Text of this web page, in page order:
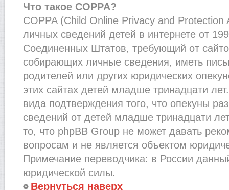
Что такое COPPA?
COPPA (Child Online Privacy and Protection
личных сведений детей в интернете от
Соединенных Штатов, требующий от
собирающих личные сведения, иметь
родителей или других юридических
этих сайтах детей младше тринадцати
вида подтверждения того, что опекуны
сведений от детей младше тринадцати
то, что phpBB Group не может давать
вопросам и не является объектом
Примечание переводчика: в России
юридической силы.
Вернуться наверх